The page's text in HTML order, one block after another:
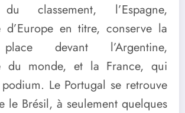
classement, l’Espagne,
d’Europe en titre, conserve la
devant l’Argentine,
du monde, et la France, qui
Le Portugal se retrouve
le Brésil, à seulement quelques